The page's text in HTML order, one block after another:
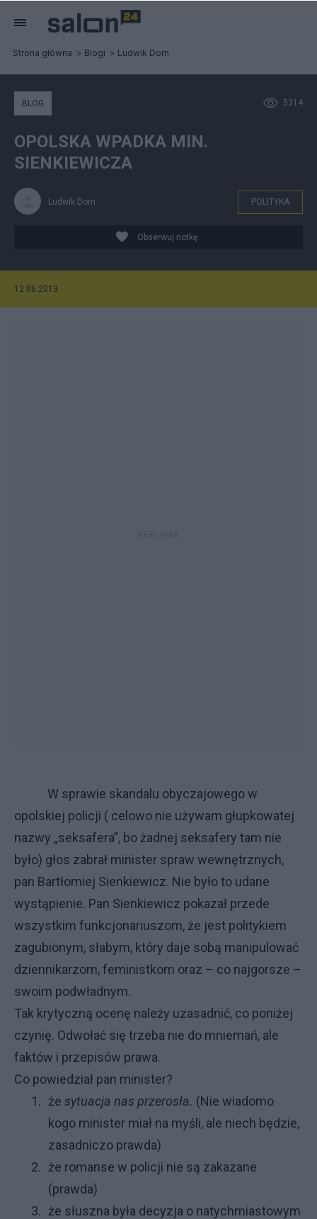
Strona główna Blogi Ludwik Dorn
5314
BLOG
OPOLSKA WPADKA MIN.
SIENKIEWICZA
Ludwik Dorn POLITYKA
Obserwuj notkę
12.06.2013
W sprawie skandalu obyczajowego w
opolskiej policji ( celowo nie używam głupkowatej
nazwy „seksafera”, bo żadnej seksafery tam nie
było) głos zabrał minister spraw wewnętrznych,
pan Bartłomiej Sienkiewicz. Nie było to udane
wystąpienie. Pan Sienkiewicz pokazał przede
wszystkim funkcjonariuszom, że jest politykiem
zagubionym, słabym, który daje sobą manipulować
dziennikarzom, feministkom oraz – co najgorsze –
swoim podwładnym.
Tak krytyczną ocenę należy uzasadnić, co poniżej
czynię. Odwołać się trzeba nie do mniemań, ale
faktów i przepisów prawa.
Co powiedział pan minister?
1. że sytuacja nas przerosła. (Nie wiadomo
kogo minister miał na myśli, ale niech będzie,
zasadniczo prawda)
2. że romanse w policji nie są zakazane
(prawda)
3. że słuszna była decyzja o natychmiastowym